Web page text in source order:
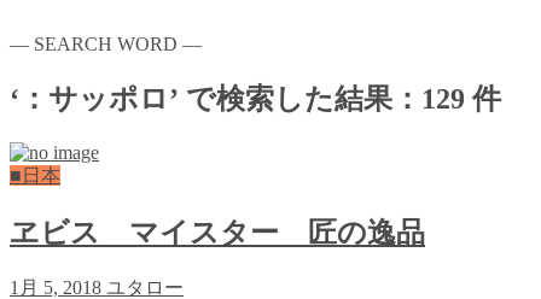
― SEARCH WORD ―
‘：サッポロ’ で検索した結果：129 件
■日本
ヱビス マイスター 匠の逸品
1月 5, 2018 ユタロー